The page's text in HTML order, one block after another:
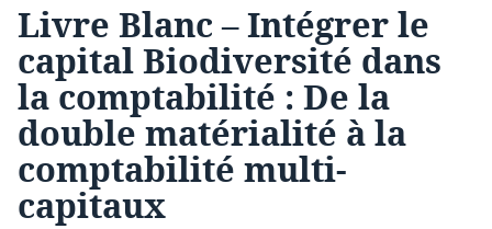
Livre Blanc – Intégrer le
capital Biodiversité dans
la comptabilité : De la
double matérialité à la
comptabilité multi-
capitaux